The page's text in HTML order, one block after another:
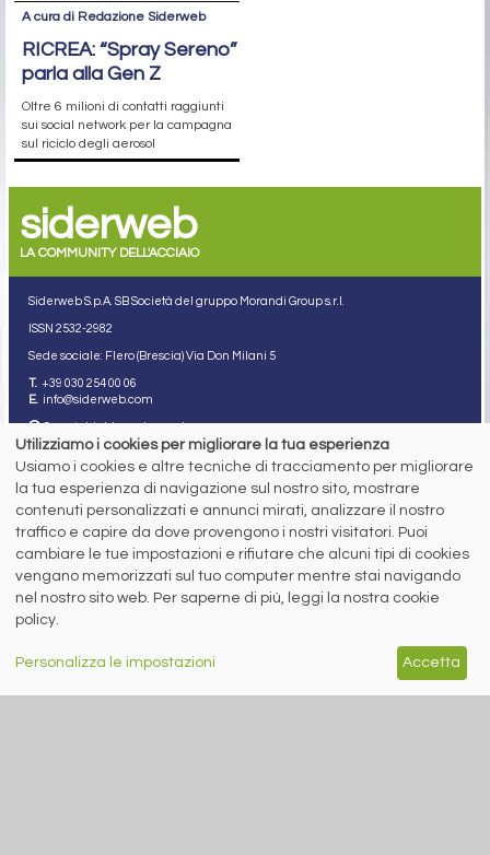
A cura di Redazione Siderweb
RICREA: “Spray Sereno”
parla alla Gen Z
Oltre 6 milioni di contatti raggiunti
sui social network per la campagna
sul riciclo degli aerosol
siderweb
LA COMMUNITY DELL'ACCIAIO
Siderweb S.p.A. SB Società del gruppo Morandi Group s.r.l.
ISSN 2532-2982
Sede sociale: Flero (Brescia) Via Don Milani 5
T. +39 030 254 00 06
E. info@siderweb.com
Copyright siderweb spa sb
Tutti i diritti sono riservati
Cookie policy
Digital Services Act Policy
MENU
NEWS
PREZZI ITALIA
MERCATI
SEGUICI SUI NOSTRI
SOCIAL NETWORK
Utilizziamo i cookies per migliorare la tua esperienza
Usiamo i cookies e altre tecniche di tracciamento per migliorare
la tua esperienza di navigazione sul nostro sito, mostrare
contenuti personalizzati e annunci mirati, analizzare il nostro
traffico e capire da dove provengono i nostri visitatori. Puoi
cambiare le tue impostazioni e rifiutare che alcuni tipi di cookies
vengano memorizzati sul tuo computer mentre stai navigando
nel nostro sito web. Per saperne di più, leggi la nostra cookie
policy.
Personalizza le impostazioni Accetta